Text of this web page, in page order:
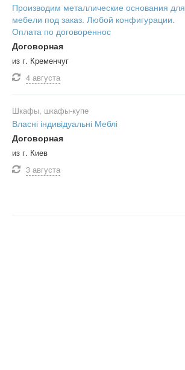
Производим металлические основания для
мебели под заказ. Любой конфигурации.
Оплата по договореннос
Договорная
из г. Кременчуг
4 августа
Шкафы, шкафы-купе
Власні індивідуальні Меблі
Договорная
из г. Киев
3 августа